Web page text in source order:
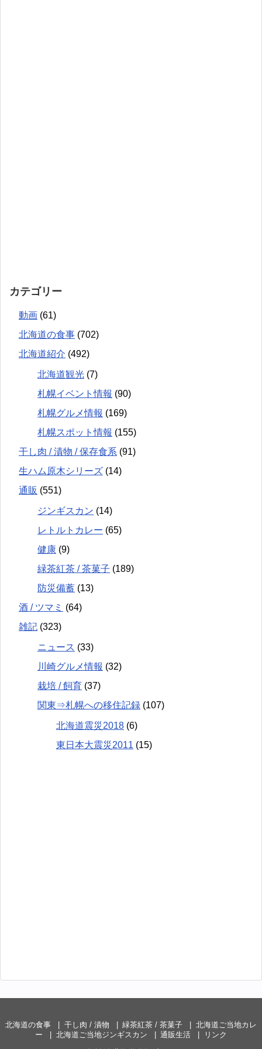
カテゴリー
動画 (61)
北海道の食事 (702)
北海道紹介 (492)
北海道観光 (7)
札幌イベント情報 (90)
札幌グルメ情報 (169)
札幌スポット情報 (155)
干し肉 / 漬物 / 保存食系 (91)
生ハム原木シリーズ (14)
通販 (551)
ジンギスカン (14)
レトルトカレー (65)
健康 (9)
緑茶紅茶 / 茶菓子 (189)
防災備蓄 (13)
酒 / ツマミ (64)
雑記 (323)
ニュース (33)
川崎グルメ情報 (32)
栽培 / 飼育 (37)
関東⇒札幌への移住記録 (107)
北海道震災2018 (6)
東日本大震災2011 (15)
北海道の食事 干し肉 / 漬物 緑茶紅茶 / 茶菓子
北海道ご当地カレ
ー
北海道ご当地ジンギスカン 通販生活
リンク